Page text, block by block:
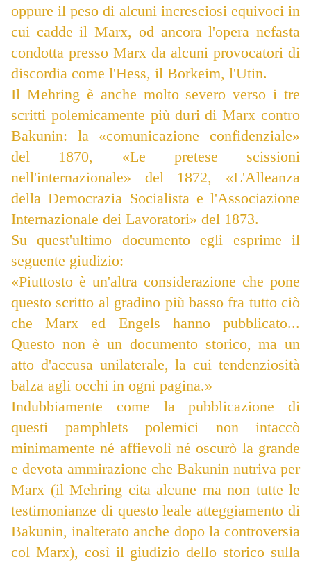
oppure il peso di alcuni incresciosi equivoci in
cui cadde il Marx, od ancora l'opera nefasta
condotta presso Marx da alcuni provocatori di
discordia come l'Hess, il Borkeim, l'Utin.
Il Mehring è anche molto severo verso i tre
scritti polemicamente più duri di Marx contro
Bakunin: la «comunicazione confidenziale»
del 1870, «Le pretese scissioni
nell'internazionale» del 1872, «L'Alleanza
della Democrazia Socialista e l'Associazione
Internazionale dei Lavoratori» del 1873.
Su quest'ultimo documento egli esprime il
seguente giudizio:
«Piuttosto è un'altra considerazione che pone
questo scritto al gradino più basso fra tutto ciò
che Marx ed Engels hanno pubblicato...
Questo non è un documento storico, ma un
atto d'accusa unilaterale, la cui tendenziosità
balza agli occhi in ogni pagina.»
Indubbiamente come la pubblicazione di
questi pamphlets polemici non intaccò
minimamente né affievolì né oscurò la grande
e devota ammirazione che Bakunin nutriva per
Marx (il Mehring cita alcune ma non tutte le
testimonianze di questo leale atteggiamento di
Bakunin, inalterato anche dopo la controversia
col Marx), così il giudizio dello storico sulla